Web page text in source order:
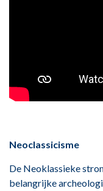
Neoclassicisme
De Neoklassieke
belangrijke